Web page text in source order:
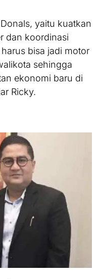
yaitu kuatkan
dan koordinasi
bisa jadi motor
sehingga
ekonomi baru di
Ricky.